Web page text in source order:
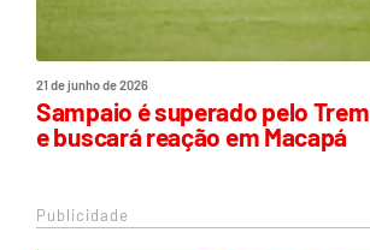
21 de junho de 2026
Sampaio é superado pelo
e buscará reação em Macapá
Publicidade